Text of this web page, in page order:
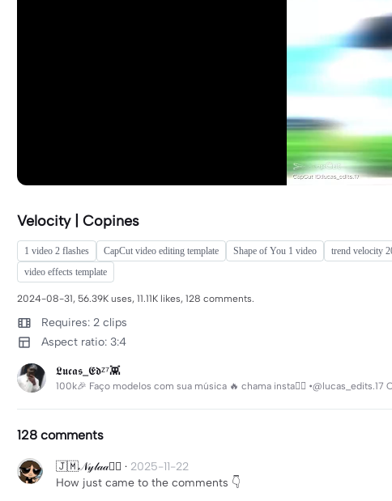
Velocity | Copines
1 video 2 flashes CapCut video editing template Shape of You 1 video trend velocity
video effects template
2024-08-31, 56.39K uses, 11.11K likes, 128 comments.
Requires: 2 clips
Aspect ratio: 3:4
𝕷𝖚𝖈𝖆𝖘_𝕰𝖉ᶻ⁷👾
100k🎉 Faço modelos com sua música 🔥 chama insta👇🏾
128 comments
🇯🇲𝒩𝓎𝓁𝒶𝒶❤️‍🔥 · 2025-11-22
How just came to the comments 👇